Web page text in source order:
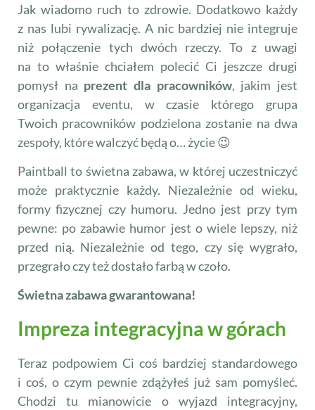
Jak wiadomo ruch to zdrowie. Dodatkowo każdy
z nas lubi rywalizację. A nic bardziej nie integruje
niż połączenie tych dwóch rzeczy. To z uwagi
na to właśnie chciałem polecić Ci jeszcze drugi
pomysł na prezent dla pracowników, jakim jest
organizacja eventu, w czasie którego grupa
Twoich pracowników podzielona zostanie na dwa
zespoły, które walczyć będą o… życie 😉
Paintball to świetna zabawa, w której uczestniczyć
może praktycznie każdy. Niezależnie od wieku,
formy fizycznej czy humoru. Jedno jest przy tym
pewne: po zabawie humor jest o wiele lepszy, niż
przed nią. Niezależnie od tego, czy się wygrało,
przegrało czy też dostało farbą w czoło.
Świetna zabawa gwarantowana!
Impreza integracyjna w górach
Teraz podpowiem Ci coś bardziej standardowego
i coś, o czym pewnie zdążyłeś już sam pomyśleć.
Chodzi tu mianowicie o wyjazd integracyjny,